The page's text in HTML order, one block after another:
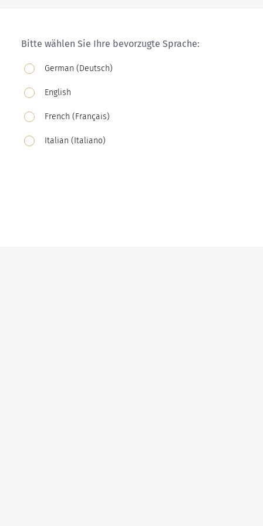
Bitte wählen Sie Ihre bevorzugte Sprache:
German (Deutsch)
English
French (Français)
Italian (Italiano)